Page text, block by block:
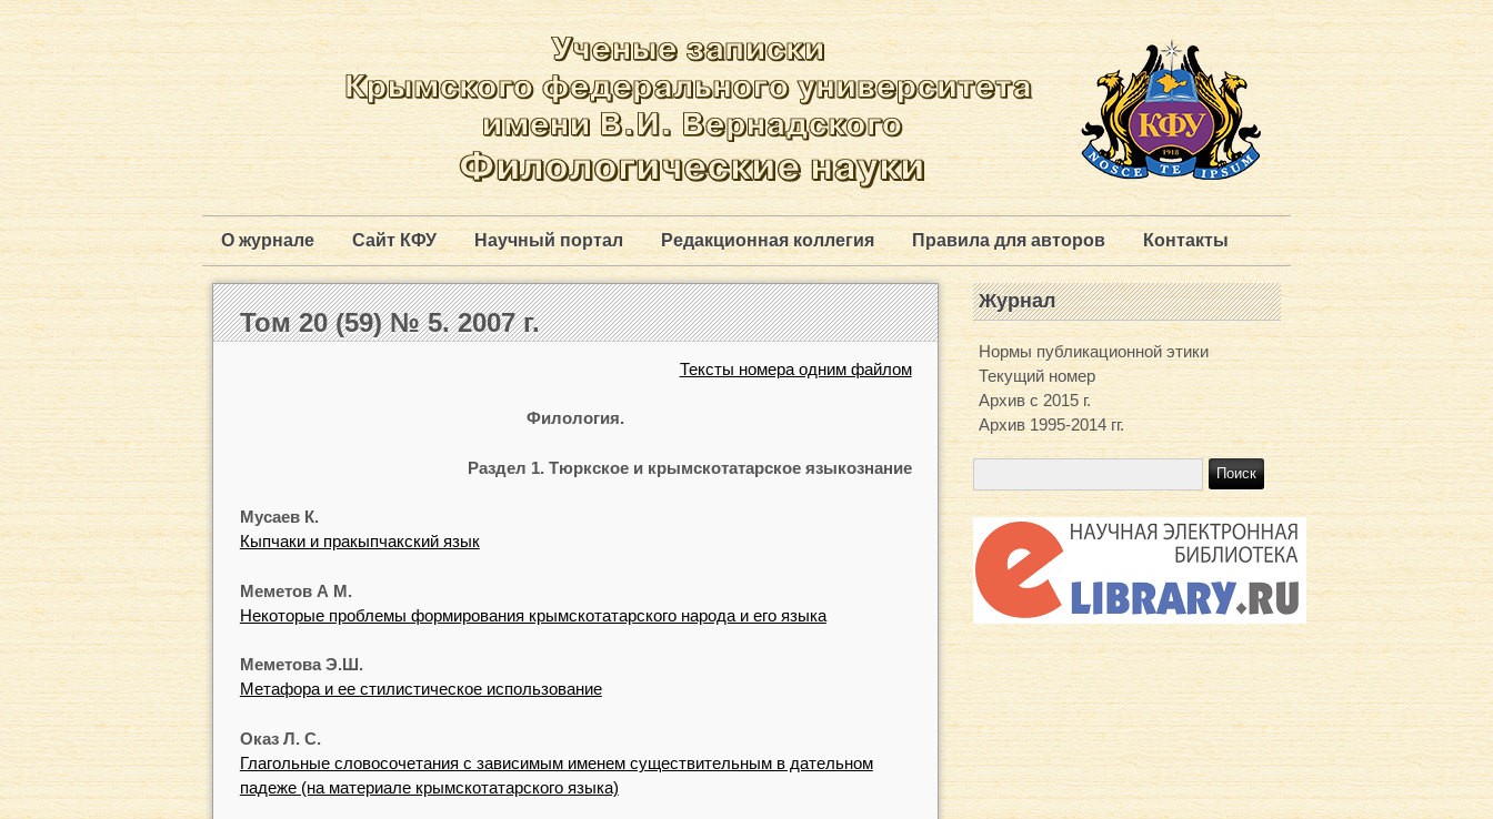
О журнале Сайт КФУ Научный портал Редакционная коллегия Правила для авторов Контакты
Том 20 (59) № 5. 2007 г.
Тексты номера одним файлом
Филология.
Раздел 1. Тюркское и крымскотатарское языкознание
Мусаев К.
Кыпчаки и пракыпчакский язык
Меметов А М.
Некоторые проблемы формирования крымскотатарского народа и его языка
Меметова Э.Ш.
Метафора и ее стилистическое использование
Оказ Л. С.
Глагольные словосочетания с зависимым именем существительным в дательном
падеже (на материале крымскотатарского языка)
Журнал
Нормы публикационной этики
Текущий номер
Архив с 2015 г.
Архив 1995-2014 гг.